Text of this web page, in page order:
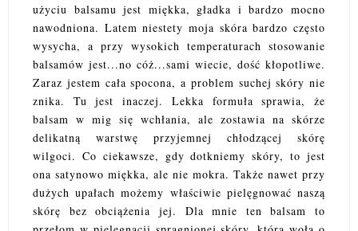
użyciu balsamu jest miękka, gładka i bardzo mocno
nawodniona. Latem niestety moja skóra bardzo często
wysycha, a przy wysokich temperaturach stosowanie
balsamów jest...no cóż...sami wiecie, dość kłopotliwe.
Zaraz jestem cała spocona, a problem suchej skóry nie
znika. Tu jest inaczej. Lekka formuła sprawia, że
balsam w mig się wchłania, ale zostawia na skórze
delikatną warstwę przyjemnej chłodzącej skórę
wilgoci. Co ciekawsze, gdy dotkniemy skóry, to jest
ona satynowo miękka, ale nie mokra. Także nawet przy
dużych upałach możemy właściwie pielęgnować naszą
skórę bez obciążenia jej. Dla mnie ten balsam to